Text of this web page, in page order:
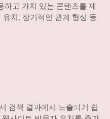
하고 가치 있는 콘텐츠를 제
치, 장기적인 관계 형성 등
검색 결과에서 노출되기 쉽